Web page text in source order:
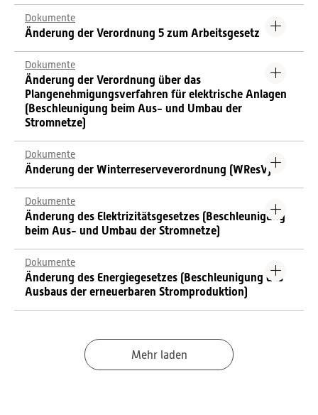
Dokumente
Änderung der Verordnung 5 zum Arbeitsgesetz
Dokumente
Änderung der Verordnung über das
Plangenehmigungsverfahren für elektrische Anlagen
(Beschleunigung beim Aus- und Umbau der
Stromnetze)
Dokumente
Änderung der Winterreserveverordnung (WResV)
Dokumente
Änderung des Elektrizitätsgesetzes (Beschleunigung
beim Aus- und Umbau der Stromnetze)
Dokumente
Änderung des Energiegesetzes (Beschleunigung des
Ausbaus der erneuerbaren Stromproduktion)
Mehr laden